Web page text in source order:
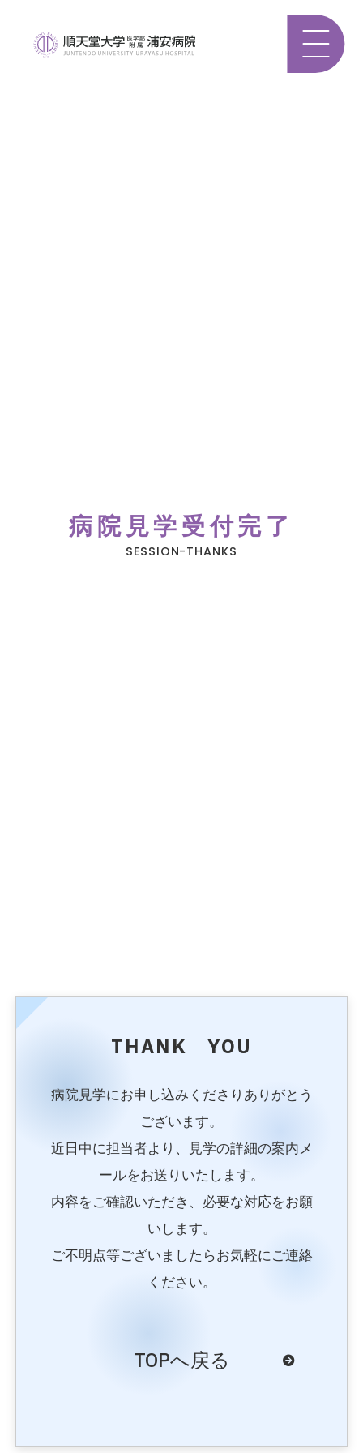
病院見学受付完了
SESSION-THANKS
THANK YOU
病院見学にお申し込みくださりありがとう
ございます。
近日中に担当者より、見学の詳細の案内メ
ールをお送りいたします。
内容をご確認いただき、必要な対応をお願
いします。
ご不明点等ございましたらお気軽にご連絡
ください。
TOPへ戻る